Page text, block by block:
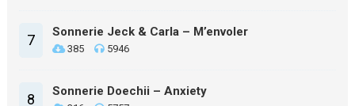
7 Sonnerie Jeck & Carla – M’envoler
385 5946
8 Sonnerie Doechii – Anxiety